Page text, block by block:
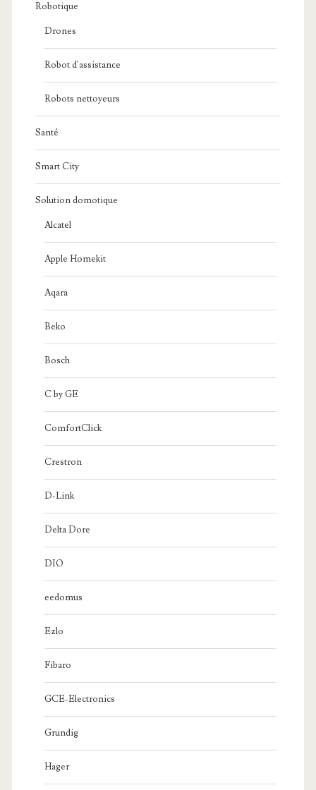
Robotique
Drones
Robot d'assistance
Robots nettoyeurs
Santé
Smart City
Solution domotique
Alcatel
Apple Homekit
Aqara
Beko
Bosch
C by GE
ComfortClick
Crestron
D-Link
Delta Dore
DIO
eedomus
Ezlo
Fibaro
GCE-Electronics
Grundig
Hager